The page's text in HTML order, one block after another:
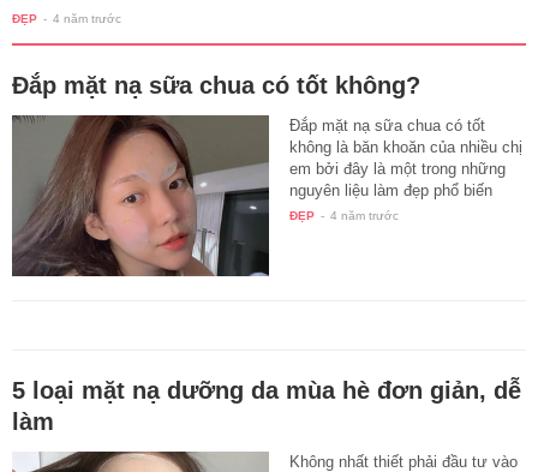
ĐẸP - 4 năm trước
Đắp mặt nạ sữa chua có tốt không?
Đắp mặt nạ sữa chua có tốt
không là băn khoăn của nhiều chị
em bởi đây là một trong những
nguyên liệu làm đẹp phổ biến
của…
ĐẸP - 4 năm trước
5 loại mặt nạ dưỡng da mùa hè đơn giản, dễ
làm
Không nhất thiết phải đầu tư vào